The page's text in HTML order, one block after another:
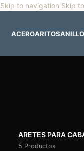
Skip to navigation Skip
ACEROARITOS
ARETES PARA
5 Productos